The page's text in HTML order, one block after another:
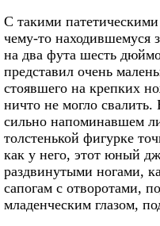
С такими
чему-то находившемуся
на два фута шесть
представил очень
стоявшего на крепких
ничто не могло
сильно напоминавшем
толстенькой фигурке
как у него, этот юный
раздвинутыми ногами,
сапогам с отворотами,
младенческим глазом,